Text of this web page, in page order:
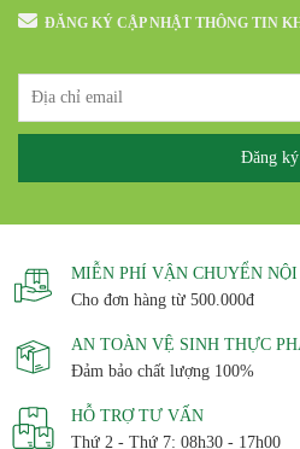
ĐĂNG KÝ CẬP NHẬT THÔNG TIN
MIỄN PHÍ VẬN CHUYỂN
Cho đơn hàng từ 500.000đ
AN TOÀN VỆ SINH THỰC
Đảm bảo chất lượng 100%
HỖ TRỢ TƯ VẤN
Thứ 2 - Thứ 7: 08h30 - 17h00